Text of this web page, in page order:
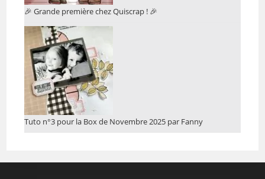
🎉 Grande première chez Quiscrap ! 🎉
Tuto n°3 pour la Box de Novembre 2025 par Fanny